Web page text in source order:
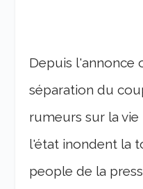
Depuis l'annonce
séparation du
rumeurs sur la
l'état inondent la
people de la